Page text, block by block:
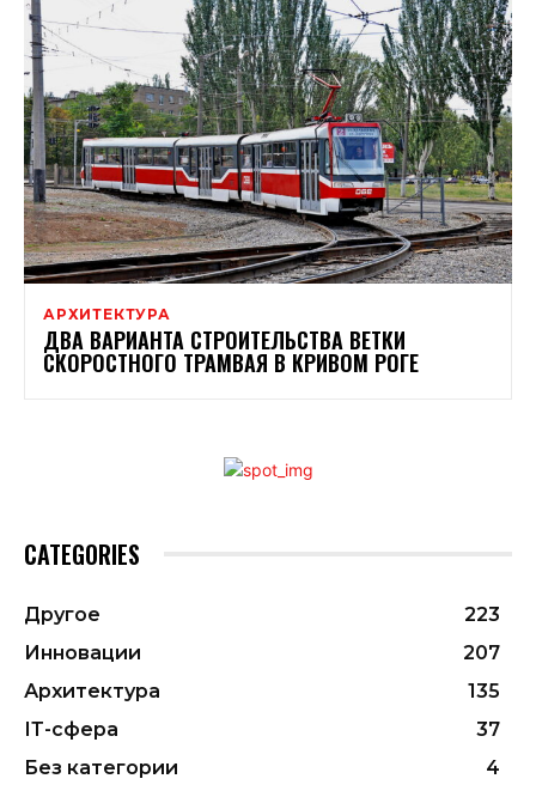
АРХИТЕКТУРА
ДВА ВАРИАНТА СТРОИТЕЛЬСТВА ВЕТКИ
СКОРОСТНОГО ТРАМВАЯ В КРИВОМ РОГЕ
CATEGORIES
Другое
223
Инновации
207
Архитектура
135
ІТ-сфера
37
Без категории
4